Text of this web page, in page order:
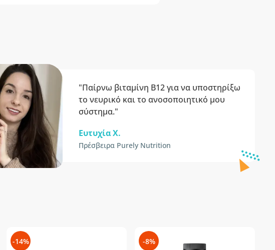
"Παίρνω βιταμίνη Β12 για να υποστηρίξω
το νευρικό και το ανοσοποιητικό μου
σύστημα."
Ευτυχία X.
Πρέσβειρα Purely Nutrition
-14% -8%